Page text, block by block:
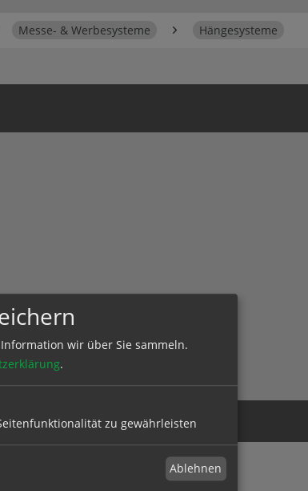
Messe- & Werbesysteme Hängesysteme
wir über Sie sammeln.
.
zu gewährleisten
Ablehnen